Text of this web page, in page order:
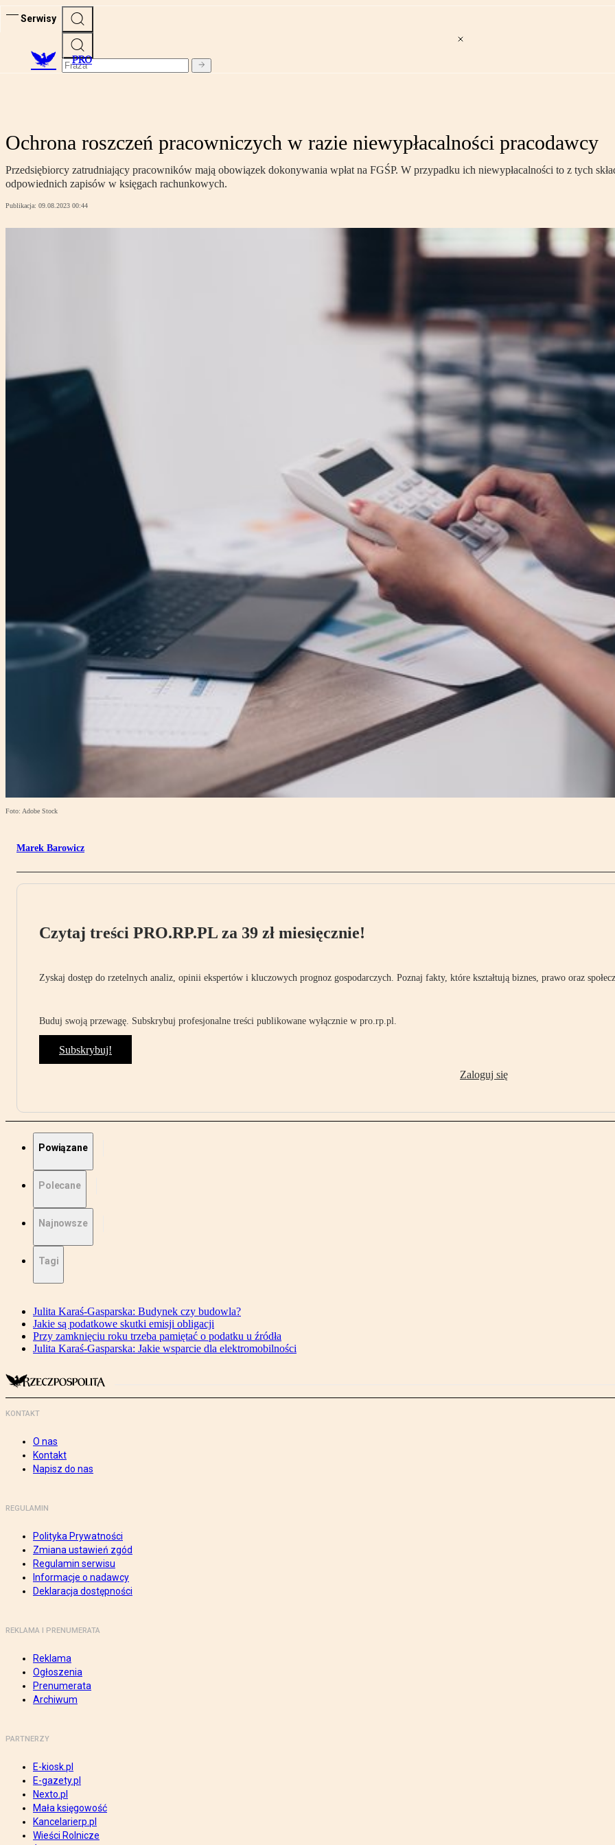
Serwisy
PRO
Ochrona roszczeń pracowniczych w razie niewypłacalności pracodawcy
Przedsiębiorcy zatrudniający pracowników mają obowiązek dokonywania wpłat na FGŚP. W przypadku ich niewypłacalności to z tych
odpowiednich zapisów w księgach rachunkowych.
Publikacja: 09.08.2023 00:44
Foto: Adobe Stock
Marek Barowicz
Czytaj treści PRO.RP.PL za 39 zł miesięcznie!
Zyskaj dostęp do rzetelnych analiz, opinii ekspertów i kluczowych prognoz gospodarczych. Poznaj fakty, które kształtują biznes, prawo oraz
Buduj swoją przewagę. Subskrybuj profesjonalne treści publikowane wyłącznie w pro.rp.pl.
Subskrybuj!
Zaloguj się
Powiązane
Polecane
Najnowsze
Tagi
Julita Karaś-Gasparska: Budynek czy budowla?
Jakie są podatkowe skutki emisji obligacji
Przy zamknięciu roku trzeba pamiętać o podatku u źródła
Julita Karaś-Gasparska: Jakie wsparcie dla elektromobilności
KONTAKT
O nas
Kontakt
Napisz do nas
REGULAMIN
Polityka Prywatności
Zmiana ustawień zgód
Regulamin serwisu
Informacje o nadawcy
Deklaracja dostępności
REKLAMA I PRENUMERATA
Reklama
Ogłoszenia
Prenumerata
Archiwum
PARTNERZY
E-kiosk.pl
E-gazety.pl
Nexto.pl
Mała księgowość
Kancelarierp.pl
Wieści Rolnicze